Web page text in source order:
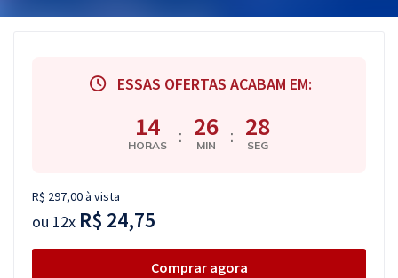
Pós
Conteúdo gratuito
Blog
ESSAS OFERTAS ACABAM EM:
14
HORAS : 26
MIN : 28
SEG
R$ 297,00 à vista
ou 12x R$ 24,75
Comprar agora